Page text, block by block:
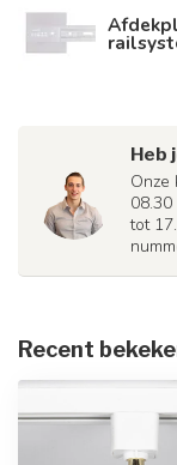
Heb
Onze
tot
Recent